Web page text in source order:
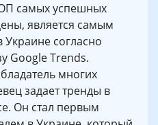
самых успешных
является самым
согласно
Google Trends.
многих
задает тренды в
Он стал первым